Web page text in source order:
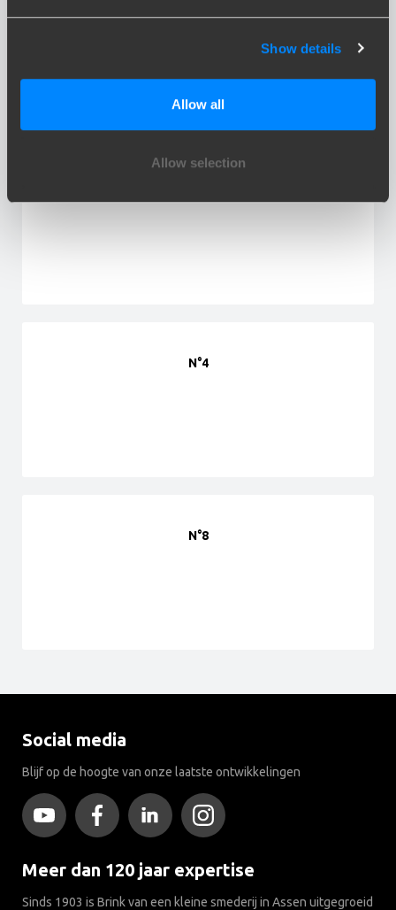
Show details
Allow all
Allow selection
DS 7
N°4
N°8
Social media
Blijf op de hoogte van onze laatste ontwikkelingen
Meer dan 120 jaar expertise
Sinds 1903 is Brink van een kleine smederij in Assen uitgegroeid